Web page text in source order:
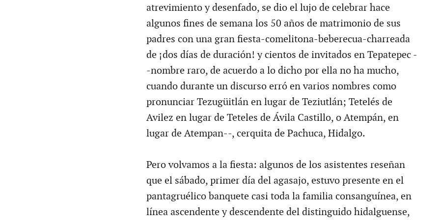
atrevimiento y desenfado, se dio el lujo de celebrar hace
algunos fines de semana los 50 años de matrimonio de sus
padres con una gran fiesta-comelitona-beberecua-charreada
de ¡dos días de duración! y cientos de invitados en Tepatepec -
-nombre raro, de acuerdo a lo dicho por ella no ha mucho,
cuando durante un discurso erró en varios nombres como
pronunciar Tezugüitlán en lugar de Teziutlán; Tetelés de
Avilez en lugar de Teteles de Ávila Castillo, o Atempán, en
lugar de Atempan--, cerquita de Pachuca, Hidalgo.
Pero volvamos a la fiesta: algunos de los asistentes reseñan
que el sábado, primer día del agasajo, estuvo presente en el
pantagruélico banquete casi toda la familia consanguínea, en
línea ascendente y descendente del distinguido hidalguense,